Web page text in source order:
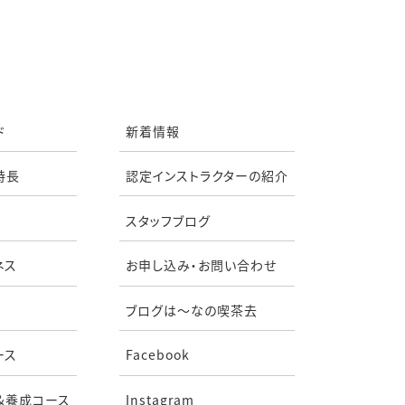
長
ス
養成コース
新着情報
認定インストラクターの紹介
スタッフブログ
お申し込み・お問い合わせ
ブログは〜なの喫茶去
Facebook
Instagram